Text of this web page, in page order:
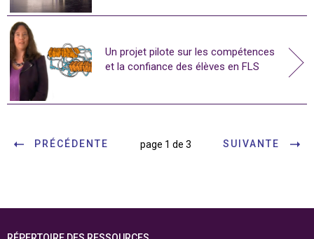
Un projet pilote sur les compétences
et la confiance des élèves en FLS
PRÉCÉDENTE page 1 de 3 SUIVANTE